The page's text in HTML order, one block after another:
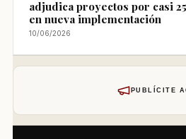
adjudica proyectos por casi
en nueva implementación
10/06/2026
PUBLÍCITE